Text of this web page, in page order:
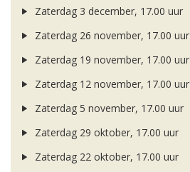
Zaterdag 3 december, 17.00 uur
Zaterdag 26 november, 17.00 uur
Zaterdag 19 november, 17.00 uur
Zaterdag 12 november, 17.00 uur
Zaterdag 5 november, 17.00 uur
Zaterdag 29 oktober, 17.00 uur
Zaterdag 22 oktober, 17.00 uur